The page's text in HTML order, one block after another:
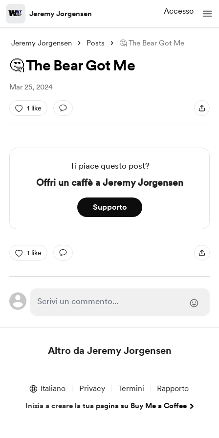
Jeremy Jorgensen Accesso
Jeremy Jorgensen Posts 🤔 The Bear Got Me
🤔 The Bear Got Me
Mar 25, 2024
1 like
Ti piace questo post?
Offri un caffè a Jeremy Jorgensen
Supporto
1 like
Altro da Jeremy Jorgensen
Italiano Privacy Termini Rapporto
Inizia a creare la tua pagina su Buy Me a Coffee